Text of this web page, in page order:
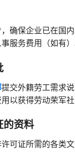
确保企业已在国
服务费用（如有）
提交外籍劳工需求
以获得劳动荣军社
的资料
可证所需的各类